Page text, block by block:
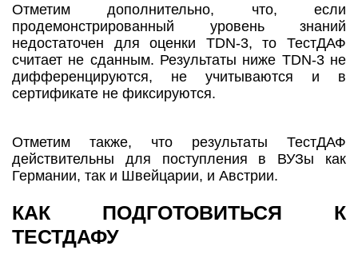
Отметим дополнительно, что, если
продемонстрированный уровень знаний
недостаточен для оценки TDN-3, то ТестДАФ
считает не сданным. Результаты ниже TDN-3 не
дифференцируются, не учитываются и в
сертификате не фиксируются.
Отметим также, что результаты ТестДАФ
действительны для поступления в ВУЗы как
Германии, так и Швейцарии, и Австрии.
КАК ПОДГОТОВИТЬСЯ К
ТЕСТДАФУ